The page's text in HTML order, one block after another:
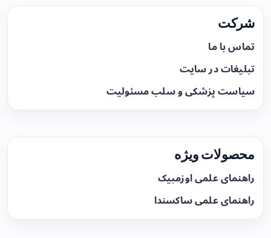
شرکت
تماس با ما
تبلیغات در سایت
سیاست پزشکی و سلب مسئولیت
محصولات ویژه
راهنمای علمی اوزمپیک
راهنمای علمی ساکسندا